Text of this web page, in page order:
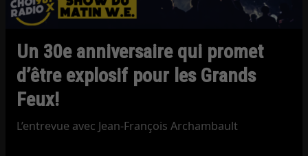
Un 30e anniversaire qui promet
d’être explosif pour les Grands
Feux!
L’entrevue avec Jean-François Archambault